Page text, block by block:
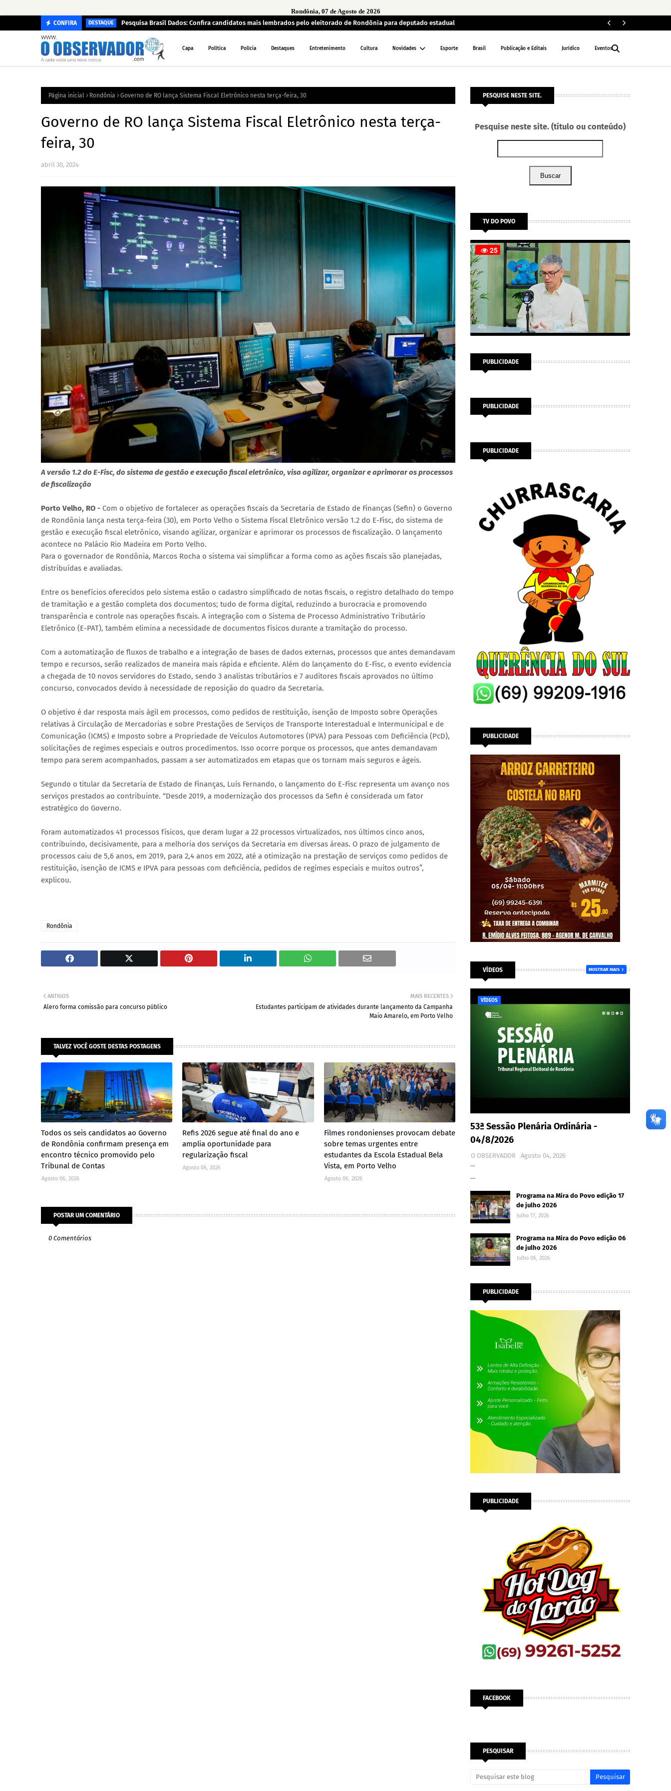
Rondônia, 07 de Agosto de 2026
CONFIRA DESTAQUE Pesquisa Brasil Dados: Confira candidatos mais lembrados pelo eleitorado de Rondônia para deputado estadual
Capa Política Polícia Destaques Entretenimento Cultura Novidades Esporte Brasil Publicação e Editais Jurídico Eventos
Página inicial Rondônia Governo de RO lança Sistema Fiscal Eletrônico nesta terça-feira, 30
Governo de RO lança Sistema Fiscal Eletrônico nesta terça-
feira, 30
abril 30, 2024
A versão 1.2 do E-Fisc, do sistema de gestão e execução fiscal eletrônico, visa agilizar, organizar e aprimorar os processos
de fiscalização
Porto Velho, RO - Com o objetivo de fortalecer as operações fiscais da Secretaria de Estado de Finanças (Sefin) o Governo
de Rondônia lança nesta terça-feira (30), em Porto Velho o Sistema Fiscal Eletrônico versão 1.2 do E-Fisc, do sistema de
gestão e execução fiscal eletrônico, visando agilizar, organizar e aprimorar os processos de fiscalização. O lançamento
acontece no Palácio Rio Madeira em Porto Velho.
Para o governador de Rondônia, Marcos Rocha o sistema vai simplificar a forma como as ações fiscais são planejadas,
distribuídas e avaliadas.
Entre os benefícios oferecidos pelo sistema estão o cadastro simplificado de notas fiscais, o registro detalhado do tempo
de tramitação e a gestão completa dos documentos; tudo de forma digital, reduzindo a burocracia e promovendo
transparência e controle nas operações fiscais. A integração com o Sistema de Processo Administrativo Tributário
Eletrônico (E-PAT), também elimina a necessidade de documentos físicos durante a tramitação do processo.
Com a automatização de fluxos de trabalho e a integração de bases de dados externas, processos que antes demandavam
tempo e recursos, serão realizados de maneira mais rápida e eficiente. Além do lançamento do E-Fisc, o evento evidencia
a chegada de 10 novos servidores do Estado, sendo 3 analistas tributários e 7 auditores fiscais aprovados no último
concurso, convocados devido à necessidade de reposição do quadro da Secretaria.
O objetivo é dar resposta mais ágil em processos, como pedidos de restituição, isenção de Imposto sobre Operações
relativas à Circulação de Mercadorias e sobre Prestações de Serviços de Transporte Interestadual e Intermunicipal e de
Comunicação (ICMS) e Imposto sobre a Propriedade de Veículos Automotores (IPVA) para Pessoas com Deficiência (PcD),
solicitações de regimes especiais e outros procedimentos. Isso ocorre porque os processos, que antes demandavam
tempo para serem acompanhados, passam a ser automatizados em etapas que os tornam mais seguros e ágeis.
Segundo o titular da Secretaria de Estado de Finanças, Luís Fernando, o lançamento do E-Fisc representa um avanço nos
serviços prestados ao contribuinte. “Desde 2019, a modernização dos processos da Sefin é considerada um fator
estratégico do Governo.
Foram automatizados 41 processos físicos, que deram lugar a 22 processos virtualizados, nos últimos cinco anos,
contribuindo, decisivamente, para a melhoria dos serviços da Secretaria em diversas áreas. O prazo de julgamento de
processos caiu de 5,6 anos, em 2019, para 2,4 anos em 2022, até a otimização na prestação de serviços como pedidos de
restituição, isenção de ICMS e IPVA para pessoas com deficiência, pedidos de regimes especiais e muitos outros”,
explicou.
Rondônia
MAIS RECENTES
Estudantes participam de atividades durante lançamento da Campanha
Maio Amarelo, em Porto Velho
ANTIGOS
Alero forma comissão para concurso público
TALVEZ VOCÊ GOSTE DESTAS POSTAGENS
Todos os seis candidatos ao Governo
de Rondônia confirmam presença em
encontro técnico promovido pelo
Tribunal de Contas
Agosto 06, 2026
Refis 2026 segue até final do ano e
amplia oportunidade para
regularização fiscal
Agosto 06, 2026
Filmes rondonienses provocam debate
sobre temas urgentes entre
estudantes da Escola Estadual Bela
Vista, em Porto Velho
Agosto 06, 2026
POSTAR UM COMENTÁRIO
0 Comentários
PESQUISE NESTE SITE.
Pesquise neste site. (título ou conteúdo)
Buscar
TV DO POVO
PUBLICIDADE
PUBLICIDADE
PUBLICIDADE
PUBLICIDADE
VÍDEOS MOSTRAR MAIS
VÍDEOS
53ª Sessão Plenária Ordinária -
04/8/2026
O OBSERVADOR
Agosto 04, 2026
…
…
Programa na Mira do Povo edição 17
de julho 2026
Julho 17, 2026
Programa na Mira do Povo edição 06
de julho 2026
Julho 06, 2026
PUBLICIDADE
PUBLICIDADE
FACEBOOK
PESQUISAR